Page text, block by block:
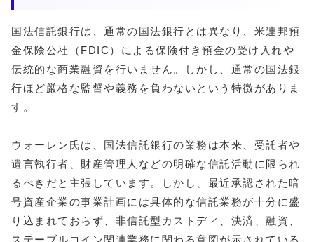
国法信託銀行は、通常の国法銀行とは異なり、米連邦預
金保険公社（FDIC）による保険付き預金の受け入れや
伝統的な商業融資を行いません。しかし、通常の国法銀
行ほど厳格な監督や義務を負わないという特徴がありま
す。
ウォーレン氏は、国法信託銀行の業務は本来、受託者や
遺言執行者、財産管理人などの明確な信託活動に限られ
るべきだと主張しています。しかし、最近承認された暗
号資産企業の事業計画には具体的な信託業務が十分に盛
り込まれておらず、非信託型カストディ、決済、融資、